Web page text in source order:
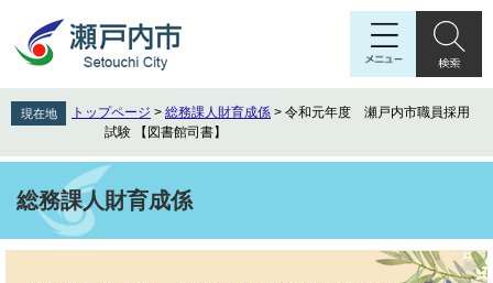
先
頭
を
飛
文
現在地 トップページ > 総務課人財育成係 > 令和元年度 瀬戸内市職員採用
試験 【図書館司書】
総務課人財育成係